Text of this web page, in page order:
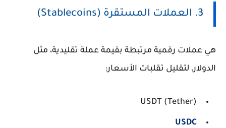
3. العملات المستقرة (Stablecoins)
هي عملات رقمية مرتبطة بقيمة عملة تقليدية، مثل
الدولار، لتقليل تقلبات الأسعار:
USDT (Tether)
USDC